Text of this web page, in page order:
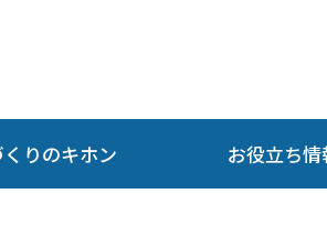
りのキホン お役立ち情